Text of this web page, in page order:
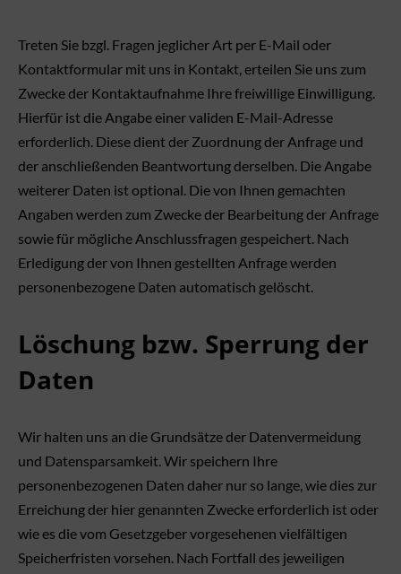
Treten Sie bzgl. Fragen jeglicher Art per E-Mail oder
Kontaktformular mit uns in Kontakt, erteilen Sie uns zum
Zwecke der Kontaktaufnahme Ihre freiwillige Einwilligung.
Hierfür ist die Angabe einer validen E-Mail-Adresse
erforderlich. Diese dient der Zuordnung der Anfrage und
der anschließenden Beantwortung derselben. Die Angabe
weiterer Daten ist optional. Die von Ihnen gemachten
Angaben werden zum Zwecke der Bearbeitung der Anfrage
sowie für mögliche Anschlussfragen gespeichert. Nach
Erledigung der von Ihnen gestellten Anfrage werden
personenbezogene Daten automatisch gelöscht.
Löschung bzw. Sperrung der
Daten
Wir halten uns an die Grundsätze der Datenvermeidung
und Datensparsamkeit. Wir speichern Ihre
personenbezogenen Daten daher nur so lange, wie dies zur
Erreichung der hier genannten Zwecke erforderlich ist oder
wie es die vom Gesetzgeber vorgesehenen vielfältigen
Speicherfristen vorsehen. Nach Fortfall des jeweiligen